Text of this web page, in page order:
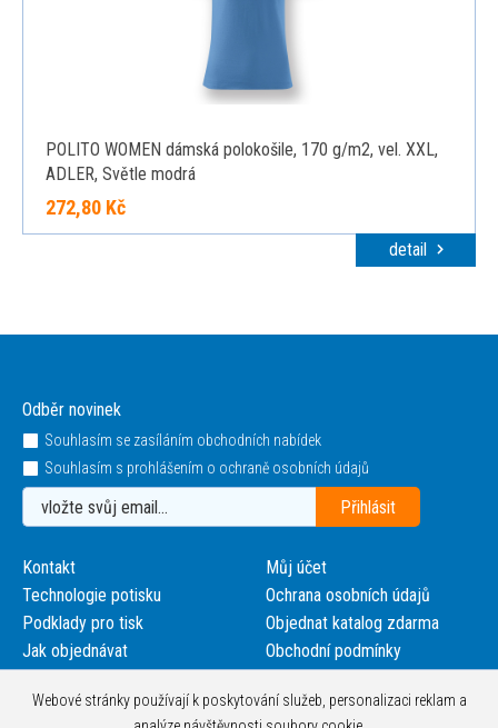
POLITO WOMEN dámská polokošile, 170 g/m2, vel. XXL,
ADLER, Světle modrá
272,80 Kč
detail
Webové stránky používají k poskytování služeb, personalizaci reklam a
Odběr novinek
Souhlasím se zasíláním obchodních nabídek
Souhlasím s prohlášením o ochraně osobních údajů
Kontakt
Technologie potisku
Podklady pro tisk
Jak objednávat
Můj účet
Ochrana osobních údajů
Objednat katalog zdarma
Obchodní podmínky